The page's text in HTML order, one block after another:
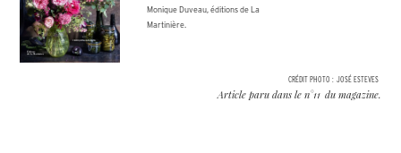
Monique Duveau, éditions de La
Martinière.
CRÉDIT PHOTO : JOSÉ ESTEVES
Article paru dans le n°11 du magazine.